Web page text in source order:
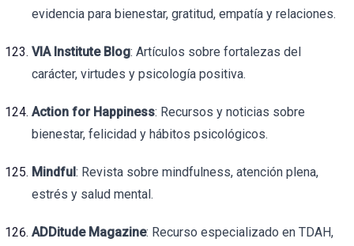
evidencia para bienestar, gratitud, empatía y relaciones.
VIA Institute Blog: Artículos sobre fortalezas del
carácter, virtudes y psicología positiva.
Action for Happiness: Recursos y noticias sobre
bienestar, felicidad y hábitos psicológicos.
Mindful: Revista sobre mindfulness, atención plena,
estrés y salud mental.
ADDitude Magazine: Recurso especializado en TDAH,